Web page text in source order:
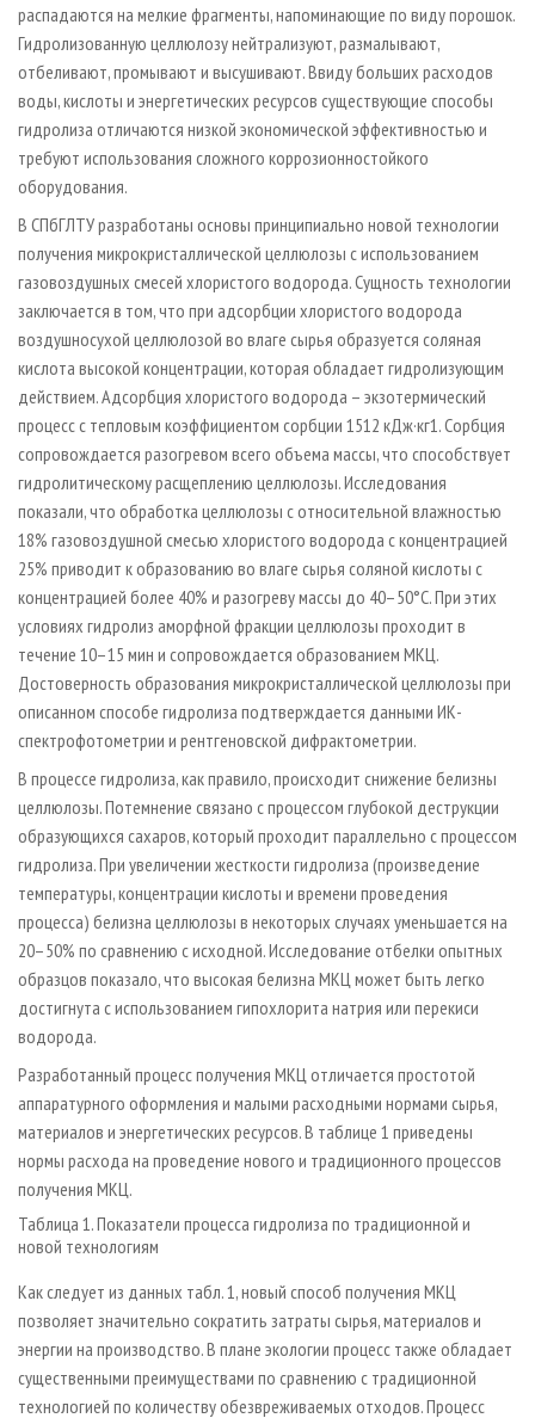
распадаются на мелкие фрагменты, напоминающие по виду порошок.
Гидролизованную целлюлозу нейтрализуют, размалывают,
отбеливают, промывают и высушивают. Ввиду больших расходов
воды, кислоты и энергетических ресурсов существующие способы
гидролиза отличаются низкой экономической эффективностью и
требуют использования сложного коррозионностойкого
оборудования.
В СПбГЛТУ разработаны основы принципиально новой технологии
получения микрокристаллической целлюлозы с использованием
газовоздушных смесей хлористого водорода. Сущность технологии
заключается в том, что при адсорбции хлористого водорода
воздушносухой целлюлозой во влаге сырья образуется соляная
кислота высокой концентрации, которая обладает гидролизующим
действием. Адсорбция хлористого водорода – экзотермический
процесс с тепловым коэффициентом сорбции 1512 кДж·кг1. Сорбция
сопровождается разогревом всего объема массы, что способствует
гидролитическому расщеплению целлюлозы. Исследования
показали, что обработка целлюлозы с относительной влажностью
18% газовоздушной смесью хлористого водорода с концентрацией
25% приводит к образованию во влаге сырья соляной кислоты с
концентрацией более 40% и разогреву массы до 40–50°С. При этих
условиях гидролиз аморфной фракции целлюлозы проходит в
течение 10–15 мин и сопровождается образованием МКЦ.
Достоверность образования микрокристаллической целлюлозы при
описанном способе гидролиза подтверждается данными ИК-
спектрофотометрии и рентгеновской дифрактометрии.
В процессе гидролиза, как правило, происходит снижение белизны
целлюлозы. Потемнение связано с процессом глубокой деструкции
образующихся сахаров, который проходит параллельно с процессом
гидролиза. При увеличении жесткости гидролиза (произведение
температуры, концентрации кислоты и времени проведения
процесса) белизна целлюлозы в некоторых случаях уменьшается на
20–50% по сравнению с исходной. Исследование отбелки опытных
образцов показало, что высокая белизна МКЦ может быть легко
достигнута с использованием гипохлорита натрия или перекиси
водорода.
Разработанный процесс получения МКЦ отличается простотой
аппаратурного оформления и малыми расходными нормами сырья,
материалов и энергетических ресурсов. В таблице 1 приведены
нормы расхода на проведение нового и традиционного процессов
получения МКЦ.
Таблица 1. Показатели процесса гидролиза по традиционной и
новой технологиям
Как следует из данных табл. 1, новый способ получения МКЦ
позволяет значительно сократить затраты сырья, материалов и
энергии на производство. В плане экологии процесс также обладает
существенными преимуществами по сравнению с традиционной
технологией по количеству обезвреживаемых отходов. Процесс